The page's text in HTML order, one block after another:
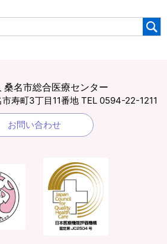
桑名市総合医療センター
寿町3丁目11番地 TEL 0594-22-1211
お問い合わせ